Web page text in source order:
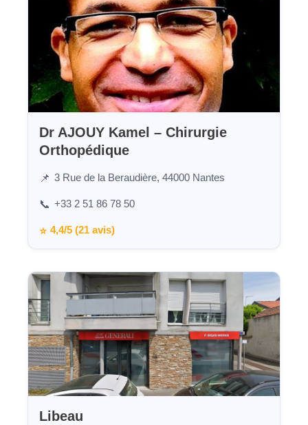
Dr AJOUY Kamel – Chirurgie
Orthopédique
📌 3 Rue de la Beraudière, 44000 Nantes
📞 +33 2 51 86 78 50
⭐ 4,4/5 (21 avis)
Libeau